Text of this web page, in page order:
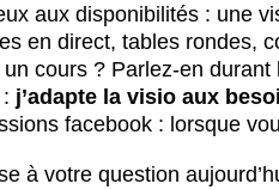
aux disponibilités : une
en direct, tables rondes,
cours ? Parlez-en
j’adapte la visio aux
facebook : lorsque
à votre question